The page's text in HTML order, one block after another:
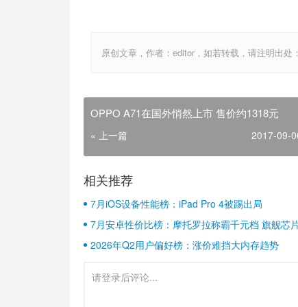
原创文章，作者：editor，如若转载，请注明出
OPPO A71在国外悄然上市 售价约1318元
« 上一篇 2017-09-
相关推荐
7月iOS设备性能榜：iPad Pro 4被踢出局
7月安卓性价比榜：摩托罗拉称霸千元档 旗舰芯
2026年Q2用户偏好榜：涨价难挡大内存趋势